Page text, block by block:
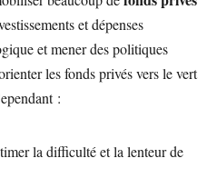
et dépenses
et mener des politiques
les fonds privés vers le vert
:
la difficulté et la lenteur de